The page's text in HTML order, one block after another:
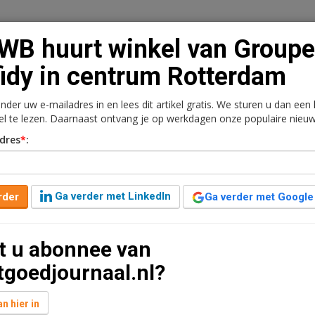
Vacaturebank Contact Abonnementen
Groupe Sofidy in
leestijd
de Oude Binnenweg 44-46 in Rotterdam. Het gaat
circa 300 m2 kelderruimte.
huurt winkel van Groupe
in centrum Rotterdam
uw e-mailadres in en lees dit artikel gratis. We sturen u dan een
te lezen. Daarnaast ontvang je op werkdagen onze populaire
*:
Ga verder met LinkedIn Ga verder met Google
u abonnee van
hier in